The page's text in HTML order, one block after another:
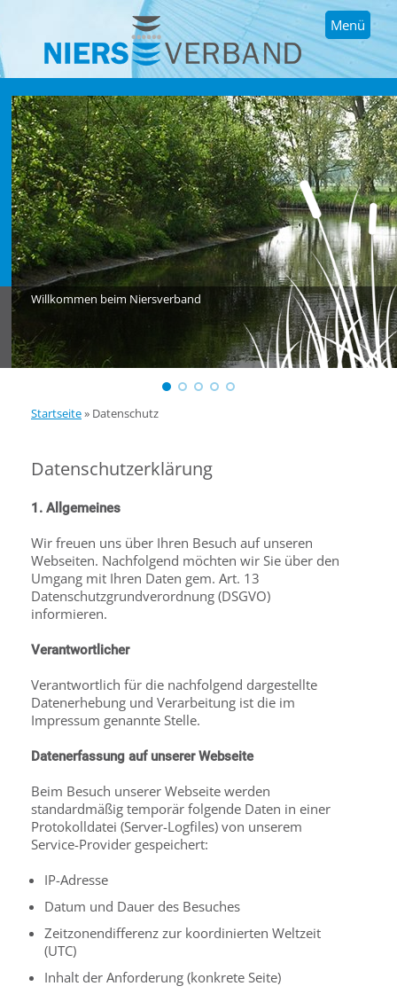
Menü
Willkommen beim Niersverband
Startseite» Datenschutz
Datenschutzerklärung
1. Allgemeines
Wir freuen uns über Ihren Besuch auf unseren
Webseiten. Nachfolgend möchten wir Sie über den
Umgang mit Ihren Daten gem. Art. 13
Datenschutzgrundverordnung (DSGVO)
informieren.
Verantwortlicher
Verantwortlich für die nachfolgend dargestellte
Datenerhebung und Verarbeitung ist die im
Impressum genannte Stelle.
Datenerfassung auf unserer Webseite
Beim Besuch unserer Webseite werden
standardmäßig temporär folgende Daten in einer
Protokolldatei (Server-Logfiles) von unserem
Service-Provider gespeichert:
IP-Adresse
Datum und Dauer des Besuches
Zeitzonendifferenz zur koordinierten Weltzeit
(UTC)
Inhalt der Anforderung (konkrete Seite)